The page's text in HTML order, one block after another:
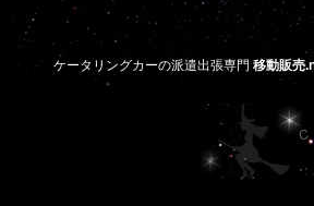
ケータリングカーの派遣出張専門 移動販売